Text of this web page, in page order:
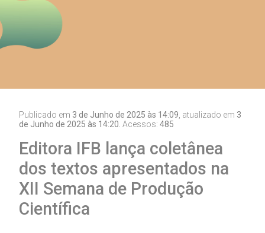
Publicado em 3 de Junho de 2025 às 14:09 , atualizado em 3
de Junho de 2025 às 14:20. Acessos: 485
Editora IFB lança coletânea
dos textos apresentados na
XII Semana de Produção
Científica